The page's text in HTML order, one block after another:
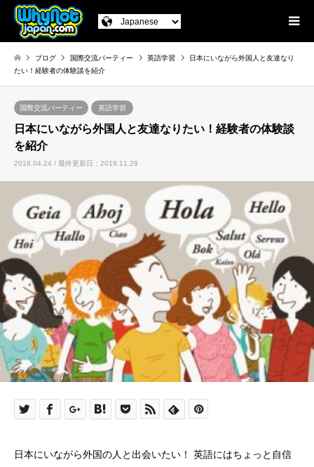
ブログ 国際交流パーティー 英語学習
日本にいながら外国人と友達なり
たい！経験者の体験談を紹介
国際交流パーティー 英語学習
日本にいながら外国人と友達なりたい！経験者の体験談
を紹介
2018.04.24 / 最終更新日：2019.11.29
日本にいながら外国の人と出会いたい！ 英語にはちょっと自信